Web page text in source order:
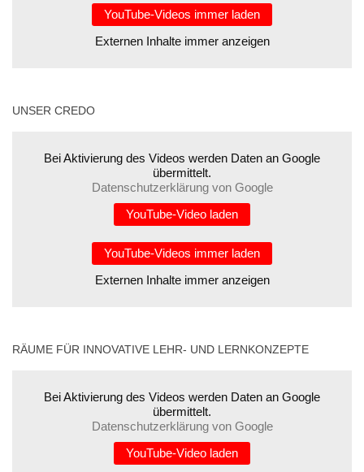
YouTube-Videos immer laden
Externen Inhalte immer anzeigen
UNSER CREDO
Bei Aktivierung des Videos werden Daten an Google
übermittelt.
Datenschutzerklärung von Google
YouTube-Video laden
YouTube-Videos immer laden
Externen Inhalte immer anzeigen
RÄUME FÜR INNOVATIVE LEHR- UND LERNKONZEPTE
Bei Aktivierung des Videos werden Daten an Google
übermittelt.
Datenschutzerklärung von Google
YouTube-Video laden